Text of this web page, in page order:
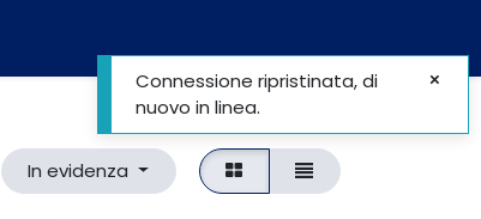
In evidenza
Connessione ripristinata, di
nuovo in linea.